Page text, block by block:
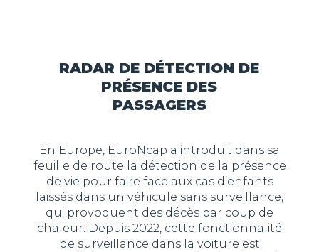
RADAR DE DÉTECTION DE
PRÉSENCE DES
PASSAGERS
En Europe, EuroNcap a introduit dans sa
feuille de route la détection de la présence
de vie pour faire face aux cas d’enfants
laissés dans un véhicule sans surveillance,
qui provoquent des décès par coup de
chaleur. Depuis 2022, cette fonctionnalité
de surveillance dans la voiture est